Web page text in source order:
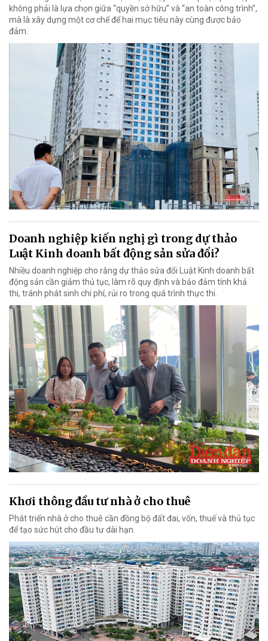
không phải là lựa chọn giữa “quyền sở hữu” và “an toàn công trình”,
mà là xây dựng một cơ chế để hai mục tiêu này cùng được bảo
đảm.
Doanh nghiệp kiến nghị gì trong dự thảo
Luật Kinh doanh bất động sản sửa đổi?
Nhiều doanh nghiệp cho rằng dự thảo sửa đổi Luật Kinh doanh bất
động sản cần giảm thủ tục, làm rõ quy định và bảo đảm tính khả
thi, tránh phát sinh chi phí, rủi ro trong quá trình thực thi.
Khơi thông đầu tư nhà ở cho thuê
Phát triển nhà ở cho thuê cần đồng bộ đất đai, vốn, thuế và thủ tục
để tạo sức hút cho đầu tư dài hạn.